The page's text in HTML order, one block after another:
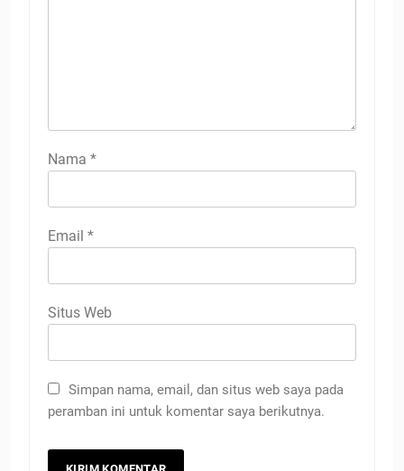
Nama *
Email *
Situs Web
Simpan nama, email, dan situs web saya pada
peramban ini untuk komentar saya berikutnya.